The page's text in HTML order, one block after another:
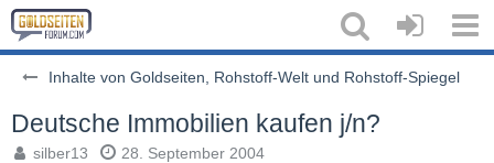
Inhalte von Goldseiten, Rohstoff-Welt und Rohstoff-Spiegel
Deutsche Immobilien kaufen j/n?
silber13 28. September 2004